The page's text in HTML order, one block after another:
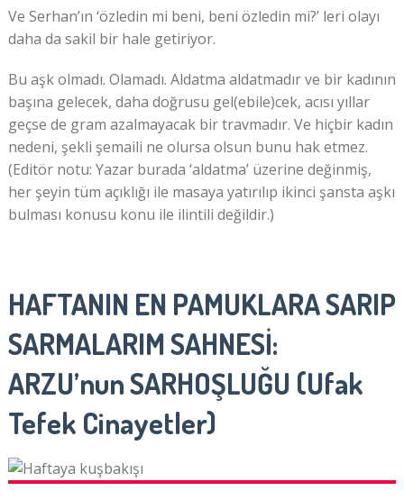
Ve Serhan’ın ‘özledin mi beni, beni özledin mi?’ leri olayı
daha da sakil bir hale getiriyor.
Bu aşk olmadı. Olamadı. Aldatma aldatmadır ve bir kadının
başına gelecek, daha doğrusu gel(ebile)cek, acısı yıllar
geçse de gram azalmayacak bir travmadır. Ve hiçbir kadın
nedeni, şekli şemaili ne olursa olsun bunu hak etmez.
(Editör notu: Yazar burada ‘aldatma’ üzerine değinmiş,
her şeyin tüm açıklığı ile masaya yatırılıp ikinci şansta aşkı
bulması konusu konu ile ilintili değildir.)
HAFTANIN EN PAMUKLARA SARIP
SARMALARIM SAHNESİ:
ARZU’nun SARHOŞLUĞU (Ufak
Tefek Cinayetler)